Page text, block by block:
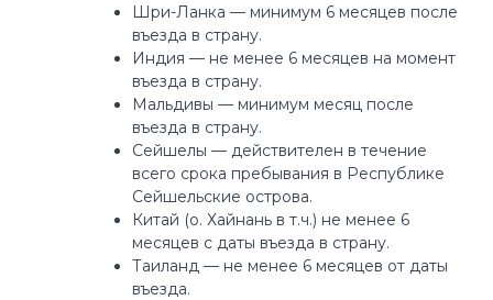
Шри-Ланка — минимум 6 месяцев после
въезда в страну.⁣⁣
Индия — не менее 6 месяцев на момент
въезда в страну.⁣⁣
⁣⁣Мальдивы — минимум месяц после
въезда в страну.⁣⁣
Сейшелы — действителен в течение
всего срока пребывания в Республике
Сейшельские острова.⁣⁣
⁣⁣Китай (о. Хайнань в т.ч.) не менее 6
месяцев с даты въезда в страну.
Таиланд — не менее 6 месяцев от даты
въезда.⁣⁣⠀